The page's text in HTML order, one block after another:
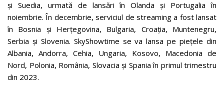
și Suedia, urmată de lansări în Olanda și Portugalia în
noiembrie. În decembrie, serviciul de streaming a fost lansat
în Bosnia și Herțegovina, Bulgaria, Croația, Muntenegru,
Serbia și Slovenia. SkyShowtime se va lansa pe piețele din
Albania, Andorra, Cehia, Ungaria, Kosovo, Macedonia de
Nord, Polonia, România, Slovacia și Spania în primul trimestru
din 2023.